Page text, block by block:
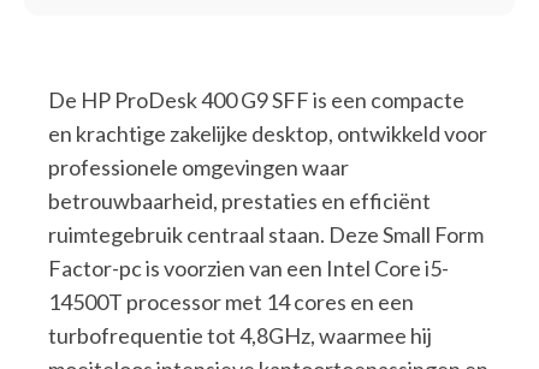
De HP ProDesk 400 G9 SFF is een compacte
en krachtige zakelijke desktop, ontwikkeld voor
professionele omgevingen waar
betrouwbaarheid, prestaties en efficiënt
ruimtegebruik centraal staan. Deze Small Form
Factor-pc is voorzien van een Intel Core i5-
14500T processor met 14 cores en een
turbofrequentie tot 4,8GHz, waarmee hij